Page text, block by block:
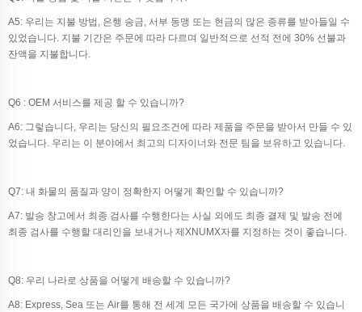
A5: 우리는 지불 방법, 은행 송금, 서부 동맹 또는 현금의 많은 종류를 받아들일 수
있었습니다. 지불 기간은 주문에 따라 다르며 일반적으로 선적 전에 30% 선불과
잔액을 지불합니다.
Q6 : OEM 서비스를 제공 할 수 있습니까?
A6: 그렇습니다, 우리는 당신의 필요조건에 따라 제품을 주문을 받아서 만들 수 있
었습니다. 우리는 이 분야에서 최고의 디자이너와 전문 팀을 보유하고 있습니다.
Q7: 내 화물의 품질과 양이 정확한지 어떻게 확인할 수 있습니까?
A7: 발송 창고에서 최종 검사를 수행한다는 사실 외에도 최종 결제 및 발송 전에
최종 검사를 수행할 대리인을 보내거나 제XNUMX자를 지정하는 것이 좋습니다.
Q8: 우리 나라로 상품을 어떻게 배송할 수 있습니까?
A8: Express, Sea 또는 Air를 통해 전 세계 모든 국가에 상품을 배송할 수 있습니